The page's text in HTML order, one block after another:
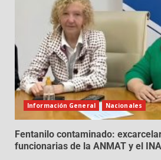
Información General Nacionales
Fentanilo contaminado:
funcionarias de la ANMAT y el